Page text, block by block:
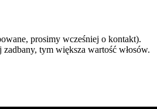
prosimy wcześniej o kontakt).
tym większa wartość włosów.